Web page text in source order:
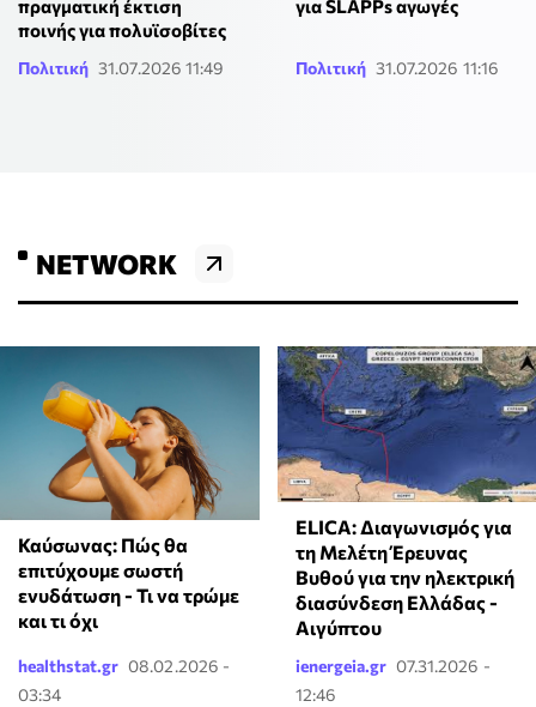
πραγματική έκτιση
ποινής για πολυϊσοβίτες
Πολιτική 31.07.2026 11:49
για SLAPPs αγωγές
Πολιτική 31.07.2026 11:16
NETWORK
Καύσωνας: Πώς θα
επιτύχουμε σωστή
ενυδάτωση - Τι να τρώμε
και τι όχι
healthstat.gr 08.02.2026 -
03:34
ELICA: Διαγωνισμός για
τη Μελέτη Έρευνας
Βυθού για την ηλεκτρική
διασύνδεση Ελλάδας -
Αιγύπτου
ienergeia.gr 07.31.2026 -
12:46